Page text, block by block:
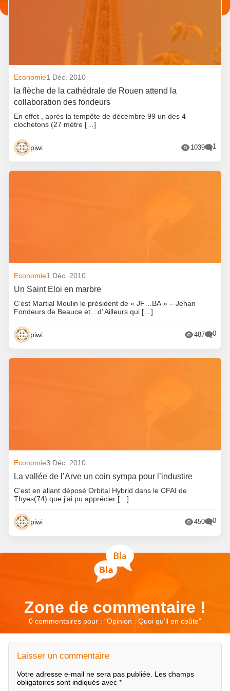
Economie1 Déc. 2010
la flèche de la cathédrale de Rouen attend la
collaboration des fondeurs
En effet , après la tempête de décembre 99 un des 4
clochetons (27 mètre […]
piwi 1039 1
Economie1 Déc. 2010
Un Saint Eloi en marbre
C’est Martial Moulin le président de « JF…BA » – Jehan
Fondeurs de Beauce et…d’ Ailleurs qui […]
piwi 487 0
Economie3 Déc. 2010
La vallée de l’Arve un coin sympa pour l’industire
C’est en allant déposé Orbital Hybrid dans le CFAI de
Thyes(74) que j’ai pu apprécier […]
piwi 450 0
Zone de commentaire !
0 commentaires pour : "Opinion : Quoi qu’il en coûte"
Laisser un commentaire
Votre adresse e-mail ne sera pas publiée. Les champs
obligatoires sont indiqués avec *